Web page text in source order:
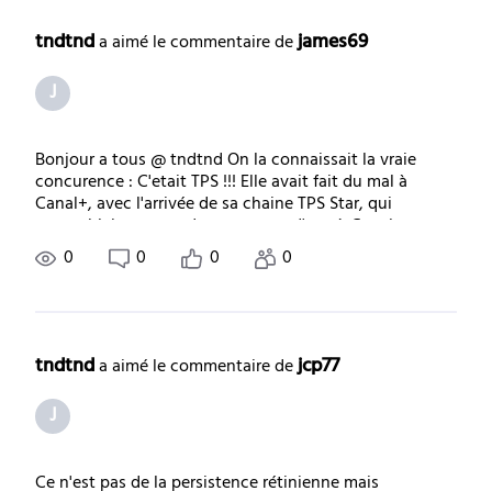
tndtnd a aimé le commentaire de james69
J
Bonjour a tous @ tndtnd On la connaissait la vraie
concurence : C'etait TPS !!! Elle avait fait du mal à
Canal+, avec l'arrivée de sa chaine TPS Star, qui
ressemblait comme deux gouttes d'eau à Canal+
Premium : des films récents, du foot avec les
0 0 0 0
tndtnd a aimé le commentaire de jcp77
J
Ce n'est pas de la persistence rétinienne mais